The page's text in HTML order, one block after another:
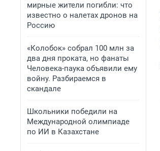
мирные жители погибли: что
известно о налетах дронов на
Россию
«Колобок» собрал 100 млн за
два дня проката, но фанаты
Человека-паука объявили ему
войну. Разбираемся в
скандале
Школьники победили на
Международной олимпиаде
по ИИ в Казахстане